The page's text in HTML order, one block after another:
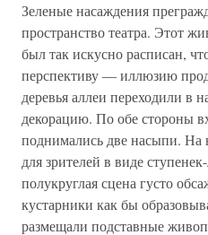
Зеленые насаждения
пространство театра. Этот
был так искусно расписан,
перспективу — иллюзию
деревья аллеи переходили в
декорацию. По обе стороны
поднимались две насыпи. На
для зрителей в виде
полукруглая сцена густо
кустарники как бы
размещали подставные